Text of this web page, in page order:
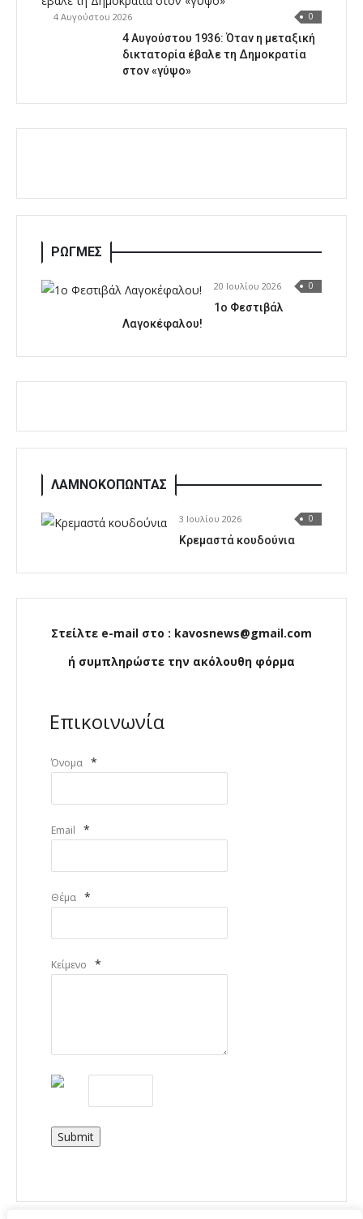
4 Αυγούστου 2026 0
4 Αυγούστου 1936: Όταν η μεταξική
δικτατορία έβαλε τη Δημοκρατία
στον «γύψο»
ΡΩΓΜΕΣ
20 Ιουλίου 2026 0
1o Φεστιβάλ
Λαγοκέφαλου!
ΛΑΜΝΟΚΟΠΩΝΤΑΣ
3 Ιουλίου 2026 0
Κρεμαστά κουδούνια
Στείλτε e-mail στο : kavosnews@gmail.com
ή συμπληρώστε την ακόλουθη φόρμα
Επικοινωνία
Όνομα *
Email *
Θέμα *
Κείμενο *
Submit